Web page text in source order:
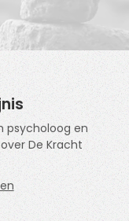
psycholoog en
De Kracht